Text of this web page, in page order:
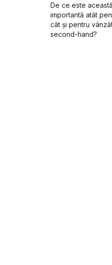
De ce este
importantă atât
cât și pentru
second-hand?